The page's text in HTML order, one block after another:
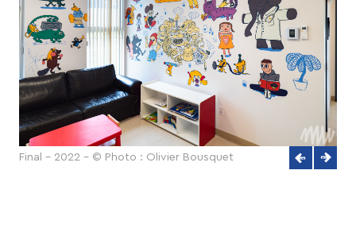
Final - 2022 - © Photo : Olivier Bousquet